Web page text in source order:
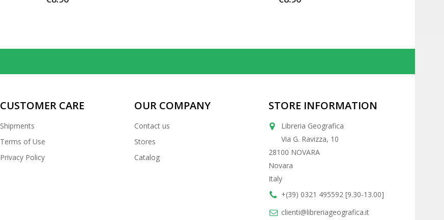
CUSTOMER CARE
Shipments
Terms of Use
Privacy Policy
OUR COMPANY
Contact us
Stores
Catalog
STORE INFORMATION
Libreria Geografica
Via G. Ravizza, 10
28100 NOVARA
Novara
Italy
+(39) 0321 495592 [9.30-13.00]
clienti@libreriageografica.it